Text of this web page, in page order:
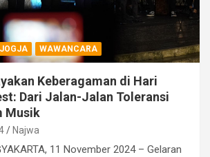
WAWANCARA
Keberagaman di Hari
Dari Jalan-Jalan Toleransi
Musik
Najwa
11 November 2024 – Gelaran